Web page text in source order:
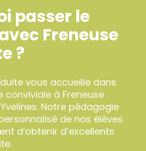
passer le
Freneuse
?
vous accueille dans
conviviale à Freneuse
Notre pédagogie
de nos élèves
d’obtenir d’excellents